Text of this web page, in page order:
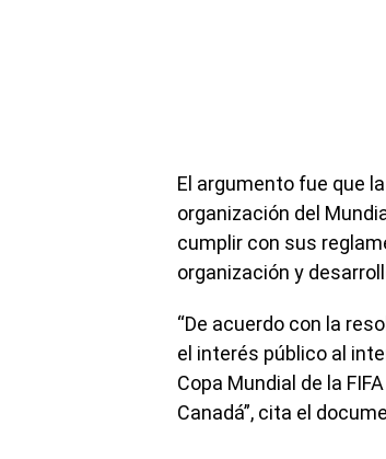
El argumento fue que
organización del
cumplir con sus
organización y
“De acuerdo con la
el interés público al
Copa Mundial de la
Canadá”, cita el